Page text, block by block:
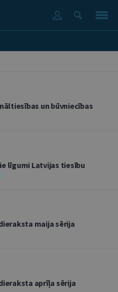
un būvniecības
līgumi Latvijas tiesību
maija sērija
aprīļa sērija